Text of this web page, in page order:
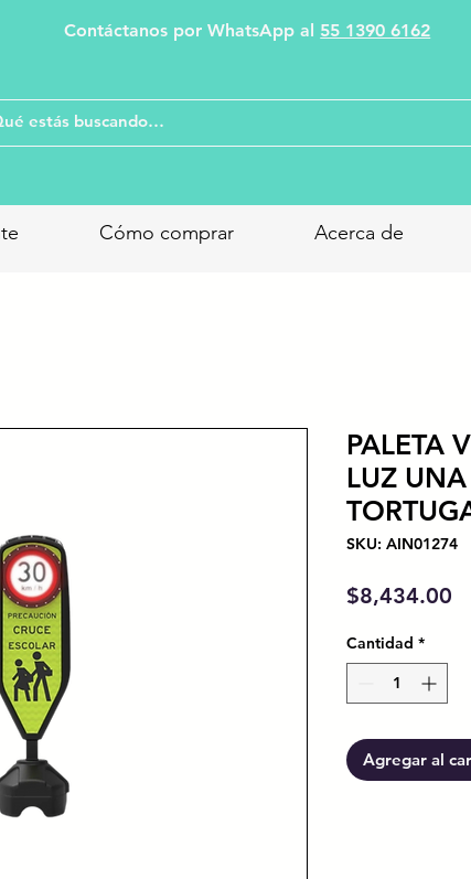
Contáctanos por WhatsApp al 55 1390 6162
Cómo comprar Acerca de
PALETA
LUZ
SKU: AIN01274
$8,434.00
Cantidad *
Agregar al